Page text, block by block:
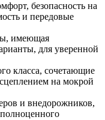
безопасность на
и передовые
имеющая
для уверенной
класса, сочетающие
на мокрой
и внедорожников,